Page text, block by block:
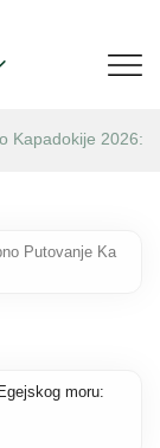
Kapadokije 2026:
Putovanje Ka
moru: